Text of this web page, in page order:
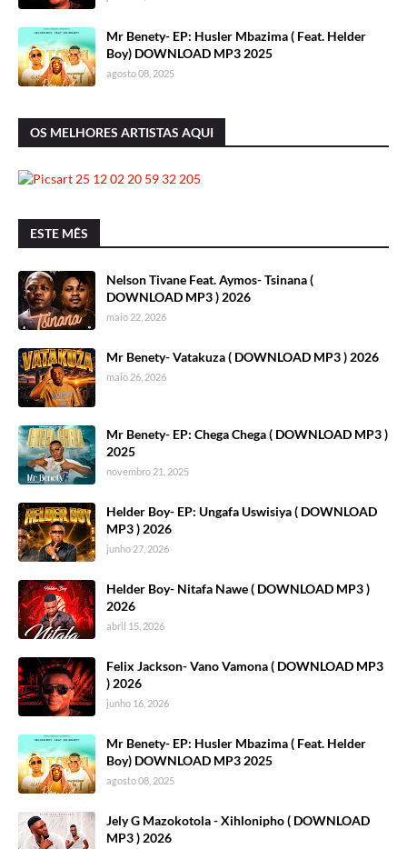
Mr Benety- EP: Husler Mbazima ( Feat. Helder
Boy) DOWNLOAD MP3 2025
agosto 08, 2025
OS MELHORES ARTISTAS AQUI
ESTE MÊS
Nelson Tivane Feat. Aymos- Tsinana (
DOWNLOAD MP3 ) 2026
maio 22, 2026
Mr Benety- Vatakuza ( DOWNLOAD MP3 ) 2026
maio 26, 2026
Mr Benety- EP: Chega Chega ( DOWNLOAD MP3 )
2025
novembro 21, 2025
Helder Boy- EP: Ungafa Uswisiya ( DOWNLOAD
MP3 ) 2026
junho 27, 2026
Helder Boy- Nitafa Nawe ( DOWNLOAD MP3 )
2026
abril 15, 2026
Felix Jackson- Vano Vamona ( DOWNLOAD MP3
) 2026
junho 16, 2026
Mr Benety- EP: Husler Mbazima ( Feat. Helder
Boy) DOWNLOAD MP3 2025
agosto 08, 2025
Jely G Mazokotola - Xihlonipho ( DOWNLOAD
MP3 ) 2026